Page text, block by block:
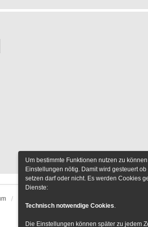
Um bestimmte Funktionen nutzen zu
Einstellungen nötig. Damit wird gesteuert
setzen darf oder nicht. Es werden Cookies
Dienste:
Technisch notwendige Cookies.
Die Einstellungen können später zu jedem